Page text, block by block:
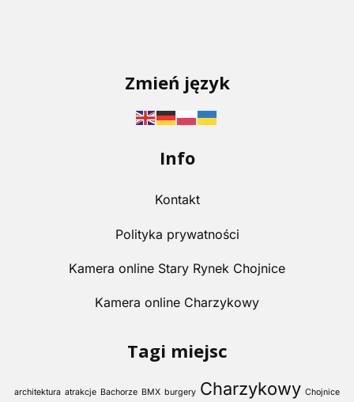
Zmień język
Info
Kontakt
Polityka prywatności
Kamera online Stary Rynek Chojnice
Kamera online Charzykowy
Tagi miejsc
architektura atrakcje Bachorze BMX burgery Charzykowy Chojnice